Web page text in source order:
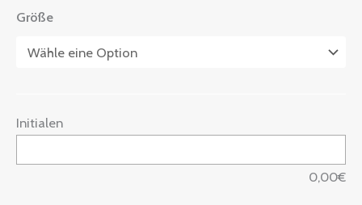
Größe
Initialen
0,00€